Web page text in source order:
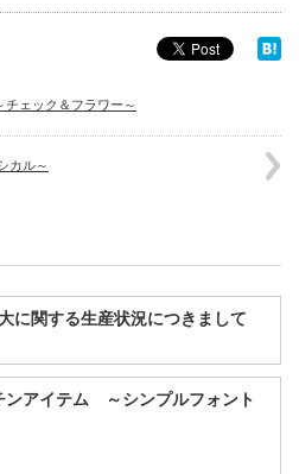
ェック＆フラワー～
カル～
に関する生産状況につきまして
アイテム ～シンプルフォント